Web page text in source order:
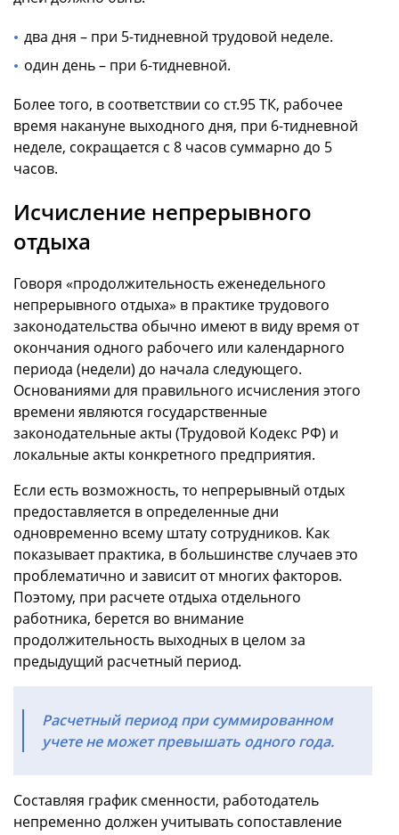
два дня – при 5-тидневной трудовой неделе.
один день – при 6-тидневной.
Более того, в соответствии со ст.95 ТК, рабочее
время накануне выходного дня, при 6-тидневной
неделе, сокращается с 8 часов суммарно до 5
часов.
Исчисление непрерывного
отдыха
Говоря «продолжительность еженедельного
непрерывного отдыха» в практике трудового
законодательства обычно имеют в виду время от
окончания одного рабочего или календарного
периода (недели) до начала следующего.
Основаниями для правильного исчисления этого
времени являются государственные
законодательные акты (Трудовой Кодекс РФ) и
локальные акты конкретного предприятия.
Если есть возможность, то непрерывный отдых
предоставляется в определенные дни
одновременно всему штату сотрудников. Как
показывает практика, в большинстве случаев это
проблематично и зависит от многих факторов.
Поэтому, при расчете отдыха отдельного
работника, берется во внимание
продолжительность выходных в целом за
предыдущий расчетный период.
Расчетный период при суммированном
учете не может превышать одного года.
Составляя график сменности, работодатель
непременно должен учитывать сопоставление